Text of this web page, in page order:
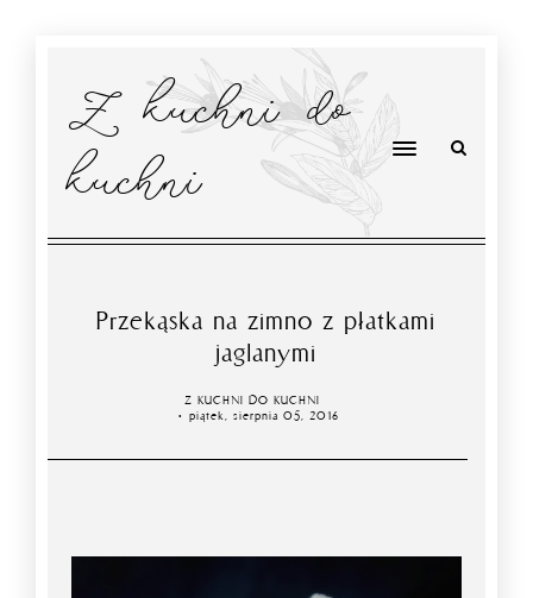
Z kuchni do
kuchni
Przekąska na zimno z płatkami
jaglanymi
Z KUCHNI DO KUCHNI
piątek, sierpnia 05, 2016